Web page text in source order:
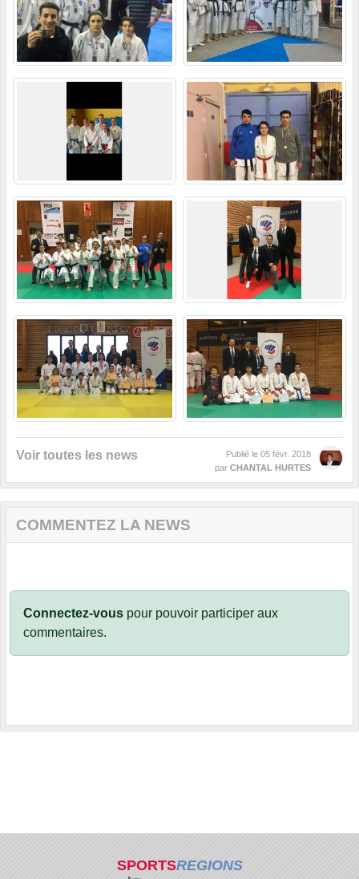
Voir toutes les news Publié le 05 févr. 2018
par CHANTAL HURTES
COMMENTEZ LA NEWS
Connectez-vous pour pouvoir participer aux
commentaires.
SPORTSREGIONS